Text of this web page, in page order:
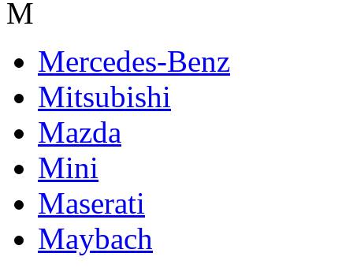
M
Mercedes-Benz
Mitsubishi
Mazda
Mini
Maserati
Maybach